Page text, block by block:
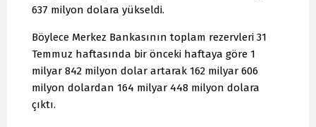
637 milyon dolara yükseldi.
Böylece Merkez Bankasının toplam rezervleri 31
Temmuz haftasında bir önceki haftaya göre 1
milyar 842 milyon dolar artarak 162 milyar 606
milyon dolardan 164 milyar 448 milyon dolara
çıktı.